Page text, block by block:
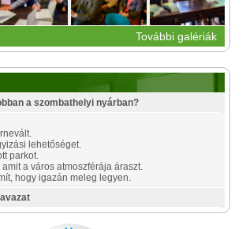
További galériák
a szombathelyi nyárban?
lehetőséget.
parkot.
a város atmoszférája áraszt.
hogy igazán meleg legyen.